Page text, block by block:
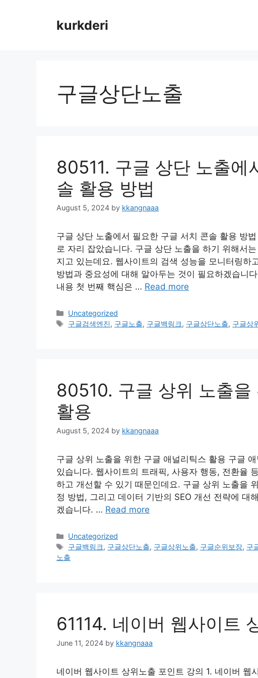
kurkderi
구글상단노출
80511. 구글 상단 노출에
솔 활용 방법
August 5, 2024 by kkangnaaa
구글 상단 노출에서 필요한 구글 서치 콘솔 활용 방
로 자리 잡았습니다. 구글 상단 노출을 하기 위해서
지고 있는데요. 웹사이트의 검색 성능을 모니터링하
방법과 중요성에 대해 알아두는 것이 필요하겠습니
내용 첫 번째 핵심은 … Read more
Categories
Uncategorized
Tags
구글검색엔진, 구글노출, 구글백링크, 구글상단노출, 구글상
80510. 구글 상위 노출
활용
August 5, 2024 by kkangnaaa
구글 상위 노출을 위한 구글 애널리틱스 활용 구글
있습니다. 웹사이트의 트래픽, 사용자 행동, 전환율
하고 개선할 수 있기 때문인데요. 구글 상위 노출을
정 방법, 그리고 데이터 기반의 SEO 개선 전략에 대
겠습니다. … Read more
Categories
Uncategorized
Tags
구글백링크, 구글상단노출, 구글상위노출, 구글순위보장, 구
노출
61114. 네이버 웹사이트
June 11, 2024 by kkangnaaa
네이버 웹사이트 상위노출 포인트 강의 1. 네이버 웹